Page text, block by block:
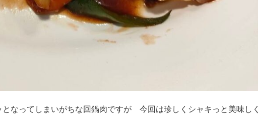
なってしまいがちな回鍋肉ですが 今回は珍しくシャキっと美味しく